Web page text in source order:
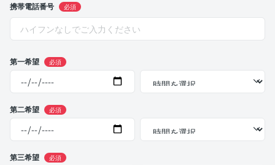
携帯電話番号 必須
第一希望 必須
第二希望 必須
第三希望 必須